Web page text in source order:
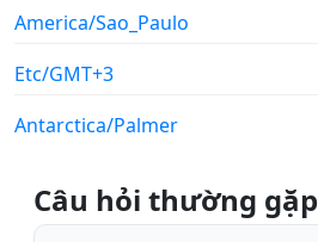
America/Sao_Paulo
Etc/GMT+3
Antarctica/Palmer
Câu hỏi thường gặp